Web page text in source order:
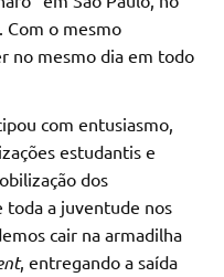
Com o mesmo
no mesmo dia em todo
com entusiasmo,
estudantis e
dos
toda a juventude nos
cair na armadilha
, entregando a saída